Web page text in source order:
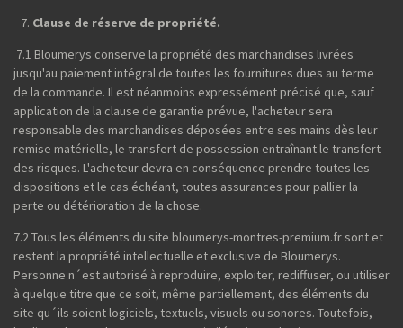
Clause de réserve de propriété.
7.1 Bloumerys conserve la propriété des marchandises livrées
jusqu'au paiement intégral de toutes les fournitures dues au terme
de la commande. Il est néanmoins expressément précisé que, sauf
application de la clause de garantie prévue, l'acheteur sera
responsable des marchandises déposées entre ses mains dès leur
remise matérielle, le transfert de possession entraînant le transfert
des risques. L'acheteur devra en conséquence prendre toutes les
dispositions et le cas échéant, toutes assurances pour pallier la
perte ou détérioration de la chose.
7.2 Tous les éléments du site bloumerys-montres-premium.fr sont et
restent la propriété intellectuelle et exclusive de Bloumerys.
Personne n´est autorisé à reproduire, exploiter, rediffuser, ou utiliser
à quelque titre que ce soit, même partiellement, des éléments du
site qu´ils soient logiciels, textuels, visuels ou sonores. Toutefois,